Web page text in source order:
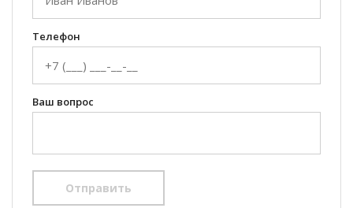
Телефон
Ваш вопрос
Отправить